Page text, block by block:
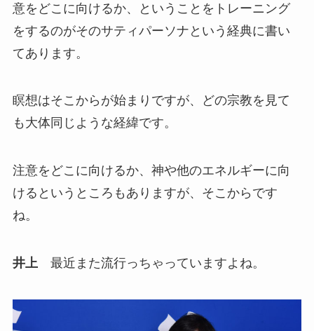
意をどこに向けるか、ということをトレーニング
をするのがそのサティパーソナという経典に書い
てあります。
瞑想はそこからが始まりですが、どの宗教を見て
も大体同じような経緯です。
注意をどこに向けるか、神や他のエネルギーに向
けるというところもありますが、そこからです
ね。
井上最近また流行っちゃっていますよね。